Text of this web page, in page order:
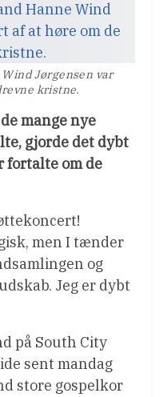
Jørgensen var
kristne.
mange nye
gjorde det dybt
fortalte om de
men I tænder
og
Jeg er dybt
på South City
sent mandag
store gospelkor